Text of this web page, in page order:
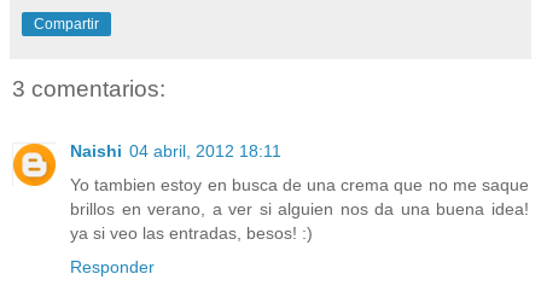
Compartir
3 comentarios:
Naishi 04 abril, 2012 18:11
Yo tambien estoy en busca de una crema que no me saque
brillos en verano, a ver si alguien nos da una buena idea!
ya si veo las entradas, besos! :)
Responder